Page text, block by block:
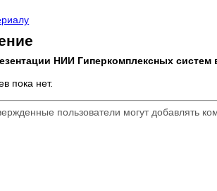
НИИ Гиперкомплексных систем
пока нет.
пользователи могут добавлять